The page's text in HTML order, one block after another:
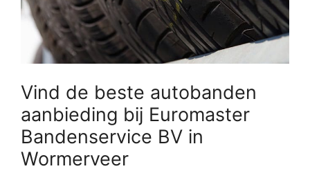
Vind de beste autobanden
aanbieding bij Euromaster
Bandenservice BV in
Wormerveer